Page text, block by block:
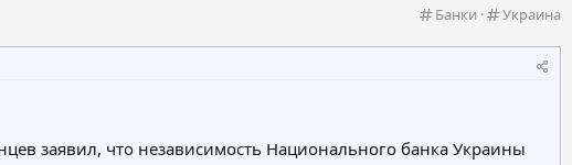
К
т
и
Банки
К
т
и
Украина
заявил, что независимость Национального банка Украины